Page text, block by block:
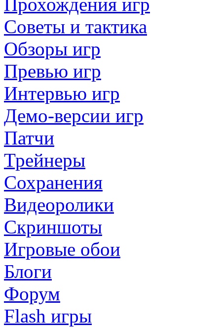
Советы и тактика
Обзоры игр
Превью игр
Интервью игр
Демо-версии игр
Патчи
Трейнеры
Сохранения
Видеоролики
Скриншоты
Игровые обои
Блоги
Форум
Flash игры